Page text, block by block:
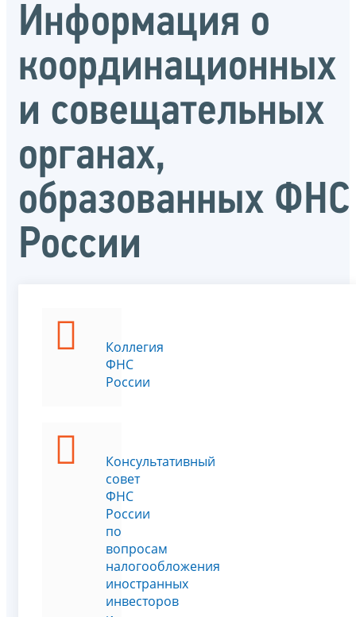
Информация о
координационных
и совещательных
органах,
образованных ФНС
России
Коллегия
ФНС
России
Консультативный
совет
ФНС
России
по
вопросам
налогообложения
иностранных
инвесторов